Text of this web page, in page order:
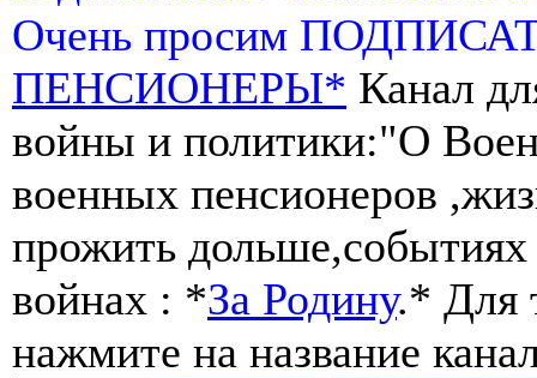
Очень просим
ПЕНСИОНЕРЫ* Канал
войны и политики:"О
военных пенсионеров
прожить
войнах : *За Родину.* Для
нажмите на название